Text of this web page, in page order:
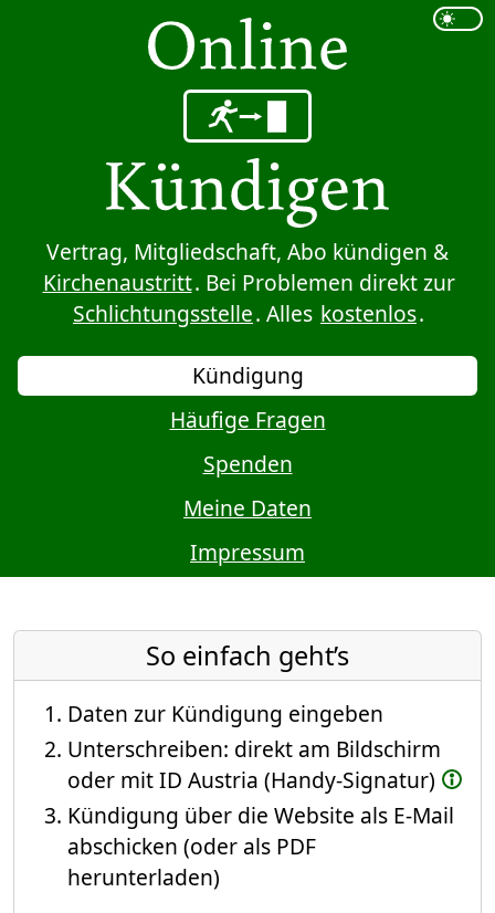
Sprung zum Inhalt
Vertrag, Mitgliedschaft, Abo kündigen &
Kirchenaustritt. Bei Problemen direkt zur
Schlichtungsstelle. Alles kostenlos.
Kündigung
Häufige Fragen
Spenden
Meine Daten
Impressum
So einfach geht’s
Daten zur Kündigung eingeben
Unterschreiben: direkt am Bildschirm
oder mit ID Austria (Handy-Signatur)
Kündigung über die Website als E-Mail
abschicken (oder als PDF
herunterladen)